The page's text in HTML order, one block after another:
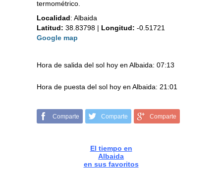
termométrico.
Localidad: Albaida
Latitud: 38.83798 | Longitud: -0.51721
Google map
Hora de salida del sol hoy en Albaida: 07:13
Hora de puesta del sol hoy en Albaida: 21:01
Comparte Comparte Comparte
El tiempo en
Albaida
en sus favoritos